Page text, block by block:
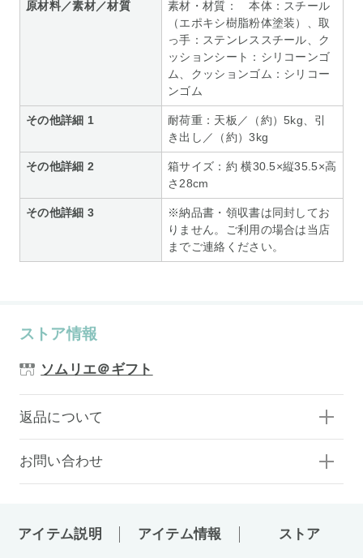
原材料／素材／材質
素材・材質： 本体：スチール
（エポキシ樹脂粉体塗装）、取
っ手：ステンレススチール、ク
ッションシート：シリコーンゴ
ム、クッションゴム：シリコー
ンゴム
その他詳細 1
耐荷重：天板／（約）5kg、引
き出し／（約）3kg
その他詳細 2
箱サイズ：約 横30.5×縦35.5×高
さ28cm
その他詳細 3
※納品書・領収書は同封してお
りません。ご利用の場合は当店
までご連絡ください。
ストア情報
ソムリエ＠ギフト
返品について
お問い合わせ
アイテム説明 アイテム情報 ストア